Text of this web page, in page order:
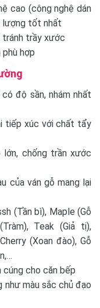
cao (công nghệ dán
lượng tốt nhất
tránh trầy xước
hợp
độ sần, nhám nhất
tiếp xúc với chất tẩy
chống trần xước
của ván gỗ mang lại
(Tần bì), Maple (Gỗ
Teak (Giả tị),
(Xoan đào), Gỗ
cúng cho căn bếp
như màu sắc chủ đạo